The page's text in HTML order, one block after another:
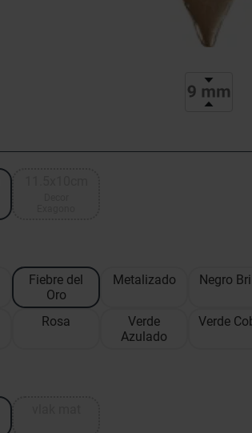
Fiebre del
Oro
Metalizado Negro
Rosa
Verde
Azulado
Verde